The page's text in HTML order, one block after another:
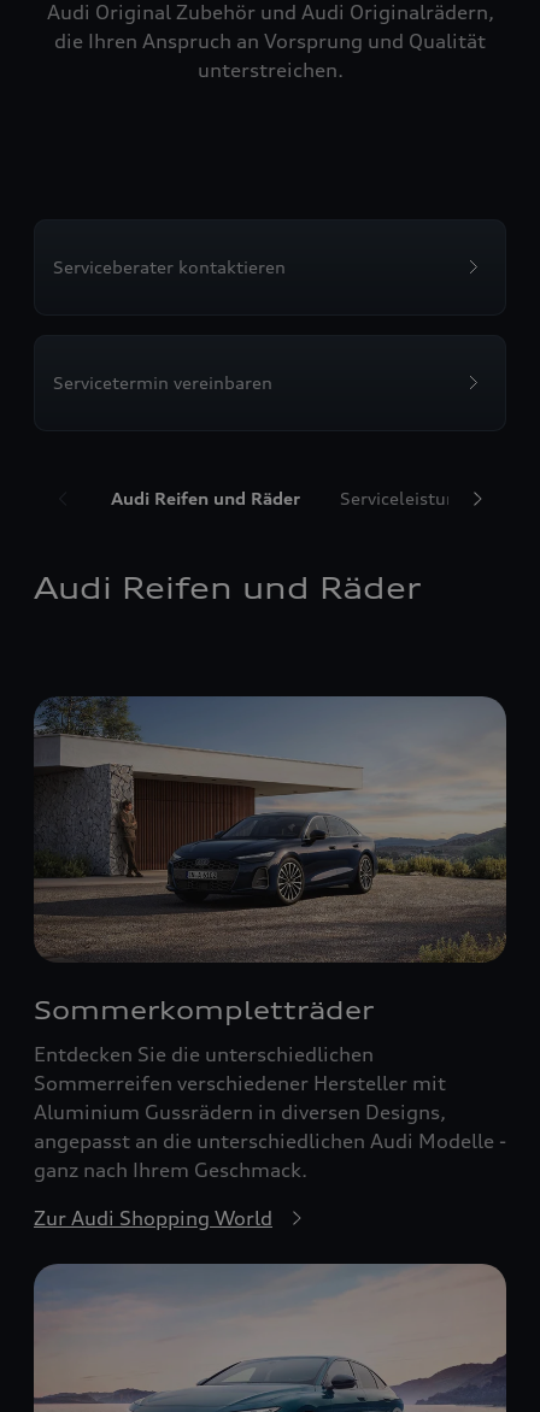
Audi Original Zubehör und Audi Originalrädern,
die Ihren Anspruch an Vorsprung und Qualität
unterstreichen.
Serviceberater kontaktieren
Servicetermin vereinbaren
Audi Reifen und Räder Serviceleistungen
Audi Reifen und Räder
Sommerkompletträder
Entdecken Sie die unterschiedlichen
Sommerreifen verschiedener Hersteller mit
Aluminium Gussrädern in diversen Designs,
angepasst an die unterschiedlichen Audi Modelle -
ganz nach Ihrem Geschmack.
Zur Audi Shopping World